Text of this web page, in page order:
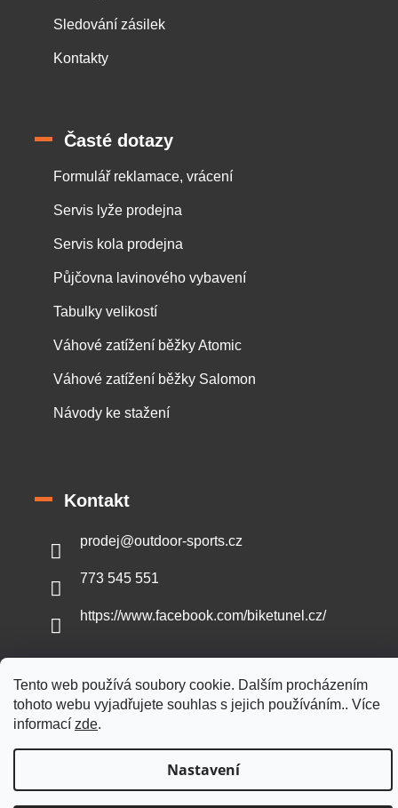
Tento web používá soubory cookie. Dalším procházením
tohoto webu vyjadřujete souhlas s jejich používáním.. Více
informací zde.
Nastavení
Sledování zásilek
Kontakty
Časté dotazy
Formulář reklamace, vrácení
Servis lyže prodejna
Servis kola prodejna
Půjčovna lavinového vybavení
Tabulky velikostí
Váhové zatížení běžky Atomic
Váhové zatížení běžky Salomon
Návody ke stažení
Kontakt
prodej@outdoor-sports.cz
773 545 551
https://www.facebook.com/biketunel.cz/
Vytvořil Shoptet
Outdoor-sports.cz. Všechna práva vyhrazena.